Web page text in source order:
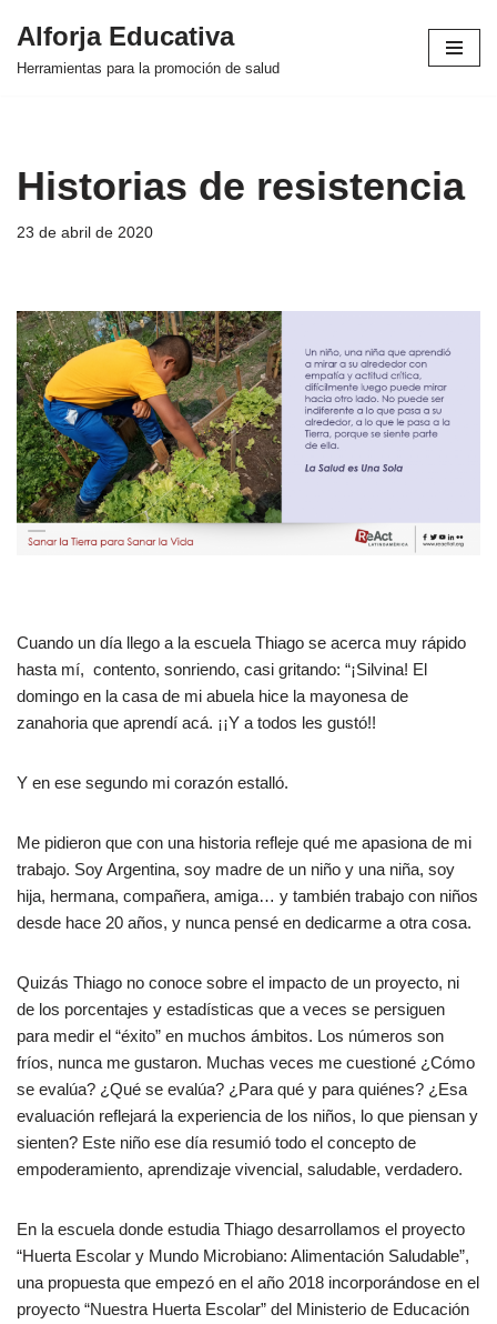
Saltar
Alforja Educativa
Herramientas para la promoción de salud
Historias de resistencia
23 de abril de 2020
Cuando un día llego a la escuela Thiago se acerca muy rápido
hasta mí, contento, sonriendo, casi gritando: “¡Silvina! El
domingo en la casa de mi abuela hice la mayonesa de
zanahoria que aprendí acá. ¡¡Y a todos les gustó!!
Y en ese segundo mi corazón estalló.
Me pidieron que con una historia refleje qué me apasiona de mi
trabajo. Soy Argentina, soy madre de un niño y una niña, soy
hija, hermana, compañera, amiga… y también trabajo con niños
desde hace 20 años, y nunca pensé en dedicarme a otra cosa.
Quizás Thiago no conoce sobre el impacto de un proyecto, ni
de los porcentajes y estadísticas que a veces se persiguen
para medir el “éxito” en muchos ámbitos. Los números son
fríos, nunca me gustaron. Muchas veces me cuestioné ¿Cómo
se evalúa? ¿Qué se evalúa? ¿Para qué y para quiénes? ¿Esa
evaluación reflejará la experiencia de los niños, lo que piensan y
sienten? Este niño ese día resumió todo el concepto de
empoderamiento, aprendizaje vivencial, saludable, verdadero.
En la escuela donde estudia Thiago desarrollamos el proyecto
“Huerta Escolar y Mundo Microbiano: Alimentación Saludable”,
una propuesta que empezó en el año 2018 incorporándose en el
proyecto “Nuestra Huerta Escolar” del Ministerio de Educación